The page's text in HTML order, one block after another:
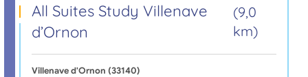
All Suites Study Villenave
d’Ornon
(9,0
km)
Villenave d'Ornon (33140)